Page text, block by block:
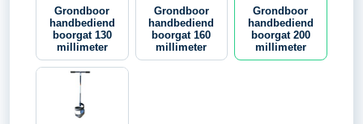
Grondboor
handbediend
boorgat 130
millimeter
Grondboor
handbediend
boorgat 160
millimeter
Grondboor
handbediend
boorgat 200
millimeter